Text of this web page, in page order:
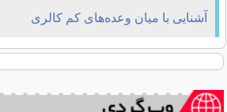
آشنایی با میان ‌وعده‌های کم کالری